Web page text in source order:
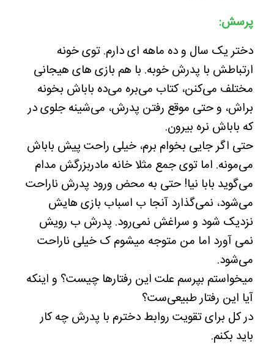
پرسش:
دختر یک سال و ده ماهه ای دارم. توی خونه
ارتباطش با پدرش خوبه. با هم بازی های هیجانی
مختلف می‌کنن، کتاب می‌بره می‌ده باباش بخونه
براش، و حتی موقع رفتن پدرش، می‌شینه جلوی در
که باباش نره بیرون.
حتی اگر جایی بخوام برم، خیلی راحت پیش باباش
می‌مونه. اما توی جمع مثلا خانه مادربزرگش مدام
می‌گوید بابا نیا! حتی به محض ورود پدرش ناراحت
می‌شود، نمی‌گذارد آنجا ب اسباب بازی هایش
نزدیک شود و سراغش نمی‌رود. پدرش ب رویش
نمی آورد اما من متوجه میشوم ک خیلی ناراحت
می‌شود.
میخواستم بپرسم علت این رفتارها چیست؟ و اینکه
آیا این رفتار طبیعی‌ست؟
در کل برای تقویت روابط دخترم با پدرش چه کار
باید بکنم.